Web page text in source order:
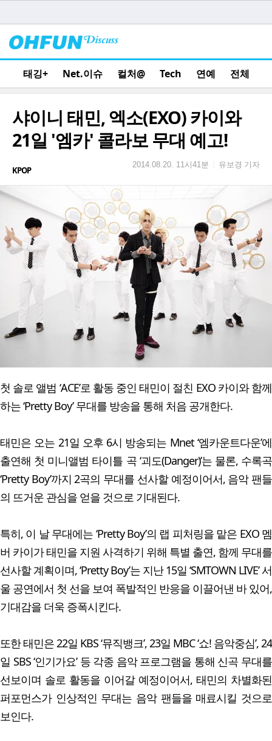
태깅+ Net.이슈 컬처@ Tech 연예 전체
샤이니 태민, 엑소(EXO) 카이와
21일 '엠카' 콜라보 무대 예고!
KPOP
2014.08.20. 11시41분 유보경 기자
첫 솔로 앨범 ‘ACE’로 활동 중인 태민이 절친 EXO 카이와 함께
하는 ‘Pretty Boy’ 무대를 방송을 통해 처음 공개한다.
태민은 오는 21일 오후 6시 방송되는 Mnet ‘엠카운트다운’에
출연해 첫 미니앨범 타이틀 곡 ‘괴도(Danger)’는 물론, 수록곡
‘Pretty Boy’까지 2곡의 무대를 선사할 예정이어서, 음악 팬들
의 뜨거운 관심을 얻을 것으로 기대된다.
특히, 이 날 무대에는 ‘Pretty Boy’의 랩 피처링을 맡은 EXO 멤
버 카이가 태민을 지원 사격하기 위해 특별 출연, 함께 무대를
선사할 계획이며, ‘Pretty Boy’는 지난 15일 ‘SMTOWN LIVE’ 서
울 공연에서 첫 선을 보여 폭발적인 반응을 이끌어낸 바 있어,
기대감을 더욱 증폭시킨다.
또한 태민은 22일 KBS ‘뮤직뱅크’, 23일 MBC ‘쇼! 음악중심’, 24
일 SBS ‘인기가요’ 등 각종 음악 프로그램을 통해 신곡 무대를
선보이며 솔로 활동을 이어갈 예정이어서, 태민의 차별화된
퍼포먼스가 인상적인 무대는 음악 팬들을 매료시킬 것으로
보인다.